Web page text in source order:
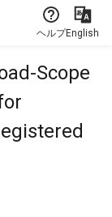
ヘルプEnglish
Scope